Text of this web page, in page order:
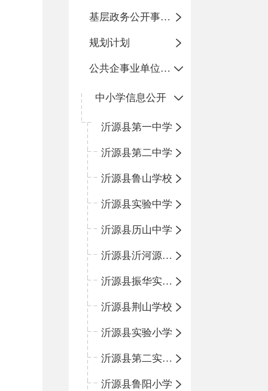
基层政务公开事项标准目录
规划计划
公共企事业单位信息公开
中小学信息公开
沂源县第一中学
沂源县第二中学
沂源县鲁山学校
沂源县实验中学
沂源县历山中学
沂源县沂河源学校
沂源县振华实验学校
沂源县荆山学校
沂源县实验小学
沂源县第二实验小学
沂源县鲁阳小学